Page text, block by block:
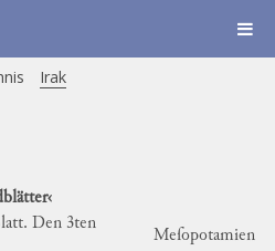
Irak
Den 3ten
Meſopotamien